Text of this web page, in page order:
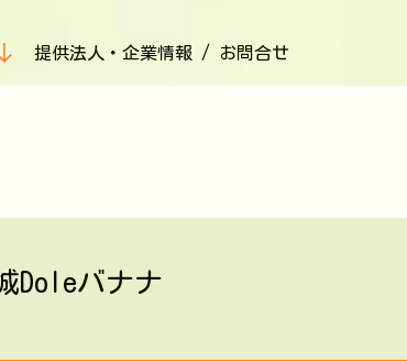
提供法人・企業情報 / お問合せ
Doleバナナ